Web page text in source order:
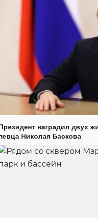
наградил двух
Николая Баскова